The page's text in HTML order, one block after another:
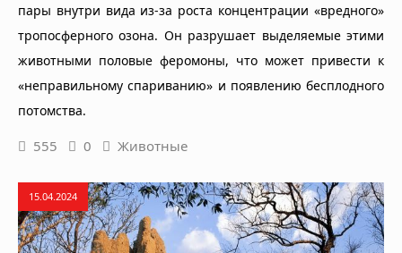
пары внутри вида из-за роста концентрации «вредного»
тропосферного озона. Он разрушает выделяемые этими
животными половые феромоны, что может привести к
«неправильному спариванию» и появлению бесплодного
потомства.
555 0 Животные
15.04.2024